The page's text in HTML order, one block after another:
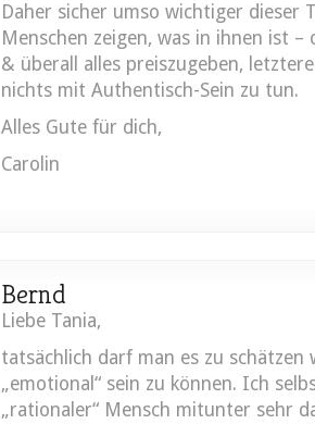
Daher sicher umso wichtiger dieser
Menschen zeigen, was in ihnen ist –
& überall alles preiszugeben,
nichts mit Authentisch-Sein zu tun.
Alles Gute für dich,
Carolin
Bernd
Liebe Tania,
tatsächlich darf man es zu schätzen
„emotional“ sein zu können. Ich
„rationaler“ Mensch mitunter sehr